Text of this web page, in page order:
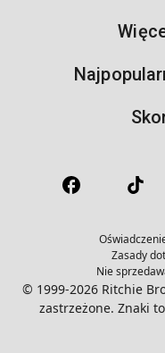
Zasady
Nie
© 1999-2026 Ritchie
zastrzeżone. Znaki